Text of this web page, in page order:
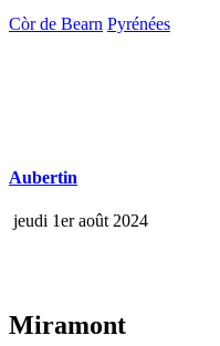
Còr de Bearn Pyrénées
Aubertin
jeudi 1er août 2024
Miramont